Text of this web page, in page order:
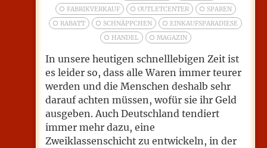
FABRIKVERKAUF
OUTLETCENTER
SPAREN
RABATT
SCHNÄPPCHEN
EINKAUFSPARADIESE
HANDEL
MAGAZIN
In unsere heutigen schnelllebigen Zeit ist
es leider so, dass alle Waren immer teurer
werden und die Menschen deshalb sehr
darauf achten müssen, wofür sie ihr Geld
ausgeben. Auch Deutschland tendiert
immer mehr dazu, eine
Zweiklassenschicht zu entwickeln, in der